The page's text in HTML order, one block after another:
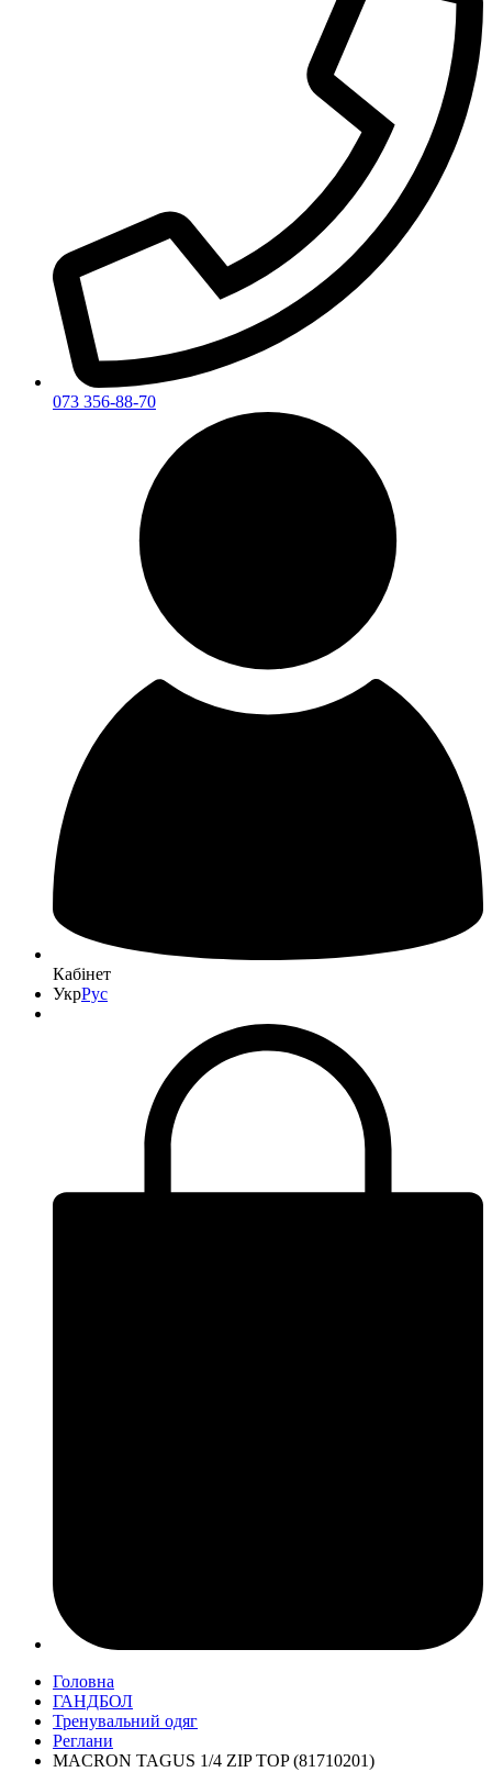
073 356-88-70
Кабінет
УкрРус
Головна
ГАНДБОЛ
Тренувальний одяг
Реглани
MACRON TAGUS 1/4 ZIP TOP (81710201)